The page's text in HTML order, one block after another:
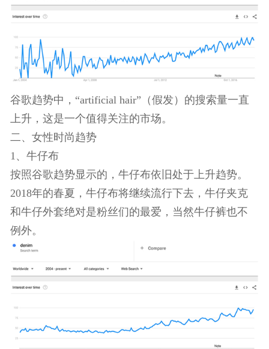
谷歌趋势中，“artificial hair”（假发）的搜索量一直
上升，这是一个值得关注的市场。
二、女性时尚趋势
1、牛仔布
按照谷歌趋势显示的，牛仔布依旧处于上升趋势。
2018年的春夏，牛仔布将继续流行下去，牛仔夹克
和牛仔外套绝对是粉丝们的最爱，当然牛仔裤也不
例外。